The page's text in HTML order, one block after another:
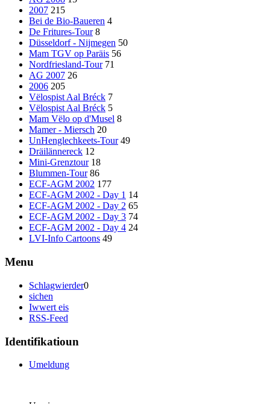
2007 215
Bei de Bio-Baueren 4
De Fritures-Tour 8
Düsseldorf - Nijmegen 50
Mam TGV op Paräis 56
Nordfriesland-Tour 71
AG 2007 26
2006 205
Vëlospist Aal Bréck 7
Vëlospist Aal Bréck 5
Mam Vëlo op d'Musel 8
Mamer - Miersch 20
UnHenglechkeets-Tour 49
Dräilännereck 12
Mini-Grenztour 18
Blummen-Tour 86
ECF-AGM 2002 177
ECF-AGM 2002 - Day 1 14
ECF-AGM 2002 - Day 2 65
ECF-AGM 2002 - Day 3 74
ECF-AGM 2002 - Day 4 24
LVI-Info Cartoons 49
Menu
Schlagwierder0
sichen
Iwwert eis
RSS-Feed
Identifikatioun
Umeldung